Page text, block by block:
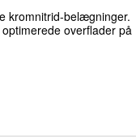
kromnitrid-belægninger.
overflader på